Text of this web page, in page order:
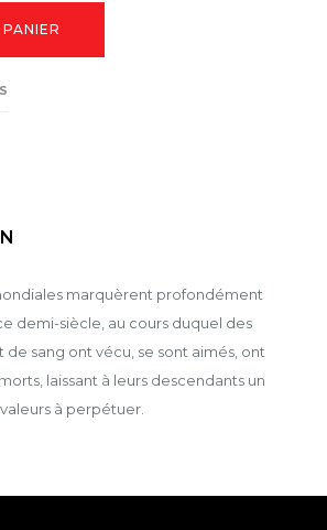
marquèrent profondément
demi-siècle, au cours duquel des
de sang ont vécu, se sont aimés, ont
laissant à leurs descendants un
à perpétuer.